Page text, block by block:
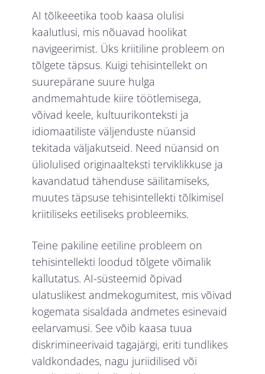
AI tõlkeeetika toob kaasa olulisi
kaalutlusi, mis nõuavad hoolikat
navigeerimist. Üks kriitiline probleem on
tõlgete täpsus. Kuigi tehisintellekt on
suurepärane suure hulga
andmemahtude kiire töötlemisega,
võivad keele, kultuurikonteksti ja
idiomaatiliste väljenduste nüansid
tekitada väljakutseid. Need nüansid on
üliolulised originaalteksti terviklikkuse ja
kavandatud tähenduse säilitamiseks,
muutes täpsuse tehisintellekti tõlkimisel
kriitiliseks eetiliseks probleemiks.
Teine pakiline eetiline probleem on
tehisintellekti loodud tõlgete võimalik
kallutatus. AI-süsteemid õpivad
ulatuslikest andmekogumitest, mis võivad
kogemata sisaldada andmetes esinevaid
eelarvamusi. See võib kaasa tuua
diskrimineerivaid tagajärgi, eriti tundlikes
valdkondades, nagu juriidilised või